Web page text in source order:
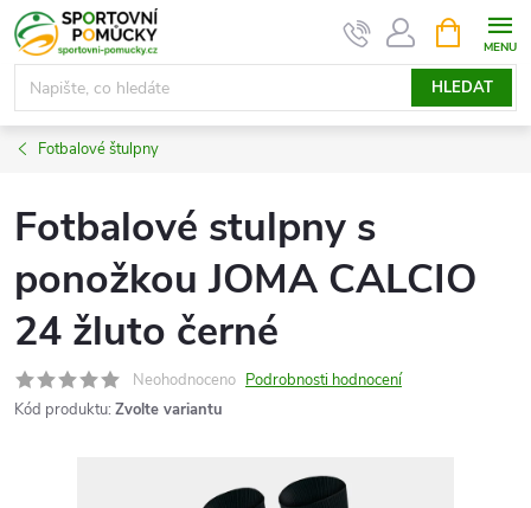
Přejít
na
obsah
HLEDAT
NÁKUPNÍ
KOŠÍK
Fotbalové štulpny
Fotbalové stulpny s
ponožkou JOMA CALCIO
24 žluto černé
Neohodnoceno Podrobnosti hodnocení
Kód produktu: Zvolte variantu